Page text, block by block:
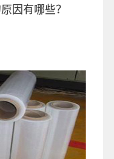
因有哪些？